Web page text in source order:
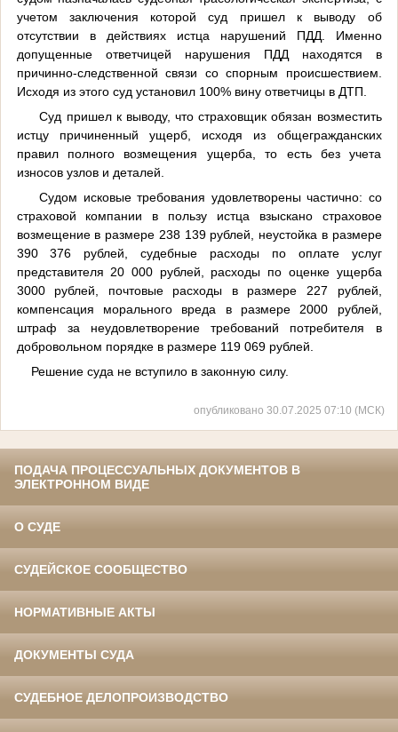
учетом заключения которой суд пришел к выводу об
отсутствии в действиях истца нарушений ПДД. Именно
допущенные ответчицей нарушения ПДД находятся в
причинно-следственной связи со спорным происшествием.
Исходя из этого суд установил 100% вину ответчицы в ДТП.
Суд пришел к выводу, что страховщик обязан возместить
истцу причиненный ущерб, исходя из общегражданских
правил полного возмещения ущерба, то есть без учета
износов узлов и деталей.
Судом исковые требования удовлетворены частично: со
страховой компании в пользу истца взыскано страховое
возмещение в размере 238 139 рублей, неустойка в размере
390 376 рублей, судебные расходы по оплате услуг
представителя 20 000 рублей, расходы по оценке ущерба
3000 рублей, почтовые расходы в размере 227 рублей,
компенсация морального вреда в размере 2000 рублей,
штраф за неудовлетворение требований потребителя в
добровольном порядке в размере 119 069 рублей.
Решение суда не вступило в законную силу.
опубликовано 30.07.2025 07:10 (МСК)
ПОДАЧА ПРОЦЕССУАЛЬНЫХ ДОКУМЕНТОВ В
ЭЛЕКТРОННОМ ВИДЕ
О СУДЕ
СУДЕЙСКОЕ СООБЩЕСТВО
НОРМАТИВНЫЕ АКТЫ
ДОКУМЕНТЫ СУДА
СУДЕБНОЕ ДЕЛОПРОИЗВОДСТВО